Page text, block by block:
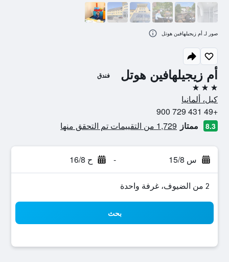
أم زيجيلهافين هوتل فندق
3 نجوم
كيل، ألمانيا
+49 431 729 900
8.3 ممتاز 1,729 من التقييمات تم التحقق منها
س 15/8 - ح 16/8
2 من الضيوف، غرفة واحدة
بحث
صور لـ أم زيجيلهافين هوتل